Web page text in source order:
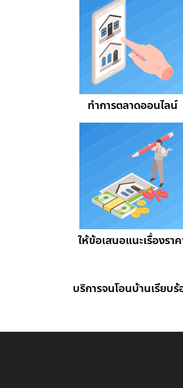
ทำการตลาดออนไลน์
ให้ข้อเสนอแนะเรื่องรา
บริการจนโอนบ้านเรียบร้